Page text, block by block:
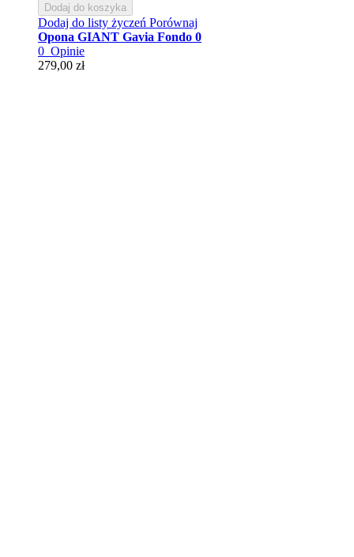
Dodaj do koszyka
Dodaj do listy życzeń Porównaj
Opona GIANT Gavia Fondo 0
0 Opinie
279,00 zł